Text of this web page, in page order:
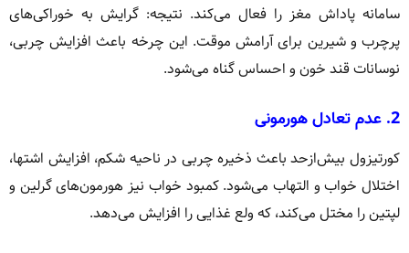
سامانه پاداش مغز را فعال می‌کند. نتیجه: گرایش به خوراکی‌های
پرچرب و شیرین برای آرامش موقت. این چرخه باعث افزایش چربی،
نوسانات قند خون و احساس گناه می‌شود.
2. عدم تعادل هورمونی
کورتیزول بیش‌ازحد باعث ذخیره چربی در ناحیه شکم، افزایش اشتها،
اختلال خواب و التهاب می‌شود. کمبود خواب نیز هورمون‌های گرلین و
لپتین را مختل می‌کند، که ولع غذایی را افزایش می‌دهد.